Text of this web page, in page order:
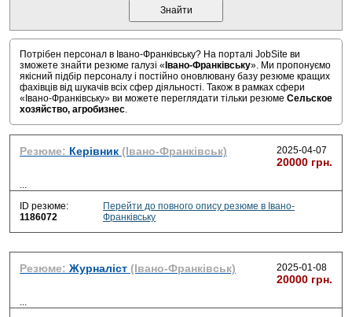
Потрібен персонал в Івано-Франківську? На порталі JobSite ви
зможете знайти резюме галузі « Івано-Франківську». Ми пропонуємо
якісний підбір персоналу і постійно оновлювану базу резюме кращих
фахівців від шукачів всіх сфер діяльності. Також в рамках сфери
«Івано-Франківську» ви можете переглядати тільки резюме Сельское
хозяйство, агробизнес.
Резюме: Керівник (Івано-Франківськ) 2025-04-07
20000 грн.
...
ID резюме:
1186072
Перейти до повного опису резюме в Івано-
Франківську
Резюме: Журналiст (Івано-Франківськ) 2025-01-08
20000 грн.
...